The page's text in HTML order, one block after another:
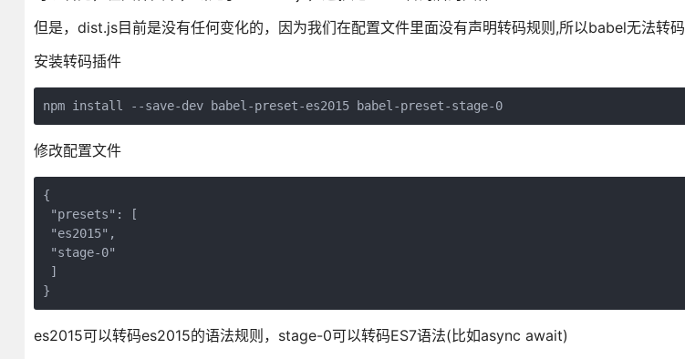
但是，dist.js目前是没有任何变化的，因为我们在配置文件里面没有声明转码规则,所以babel无法转码
安装转码插件
npm install --save-dev babel-preset-es2015 babel-preset-stage-0
修改配置文件
{
"presets": [
"es2015",
"stage-0"
]
}
es2015可以转码es2015的语法规则，stage-0可以转码ES7语法(比如async await)